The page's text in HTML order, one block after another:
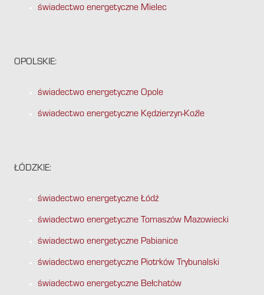
świadectwo energetyczne Mielec
OPOLSKIE:
świadectwo energetyczne Opole
świadectwo energetyczne Kędzierzyn-Koźle
ŁÓDZKIE:
świadectwo energetyczne Łódź
świadectwo energetyczne Tomaszów Mazowiecki
świadectwo energetyczne Pabianice
świadectwo energetyczne Piotrków Trybunalski
świadectwo energetyczne Bełchatów